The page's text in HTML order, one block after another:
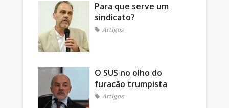
Para que serve um
sindicato?
Artigos
O SUS no olho do
furacão trumpista
Artigos